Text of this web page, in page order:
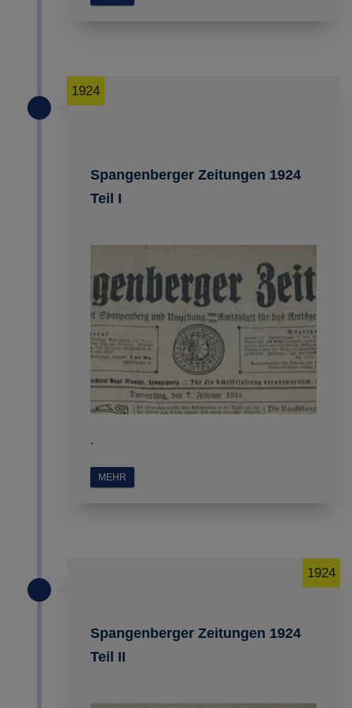
Spangenberger Zeitungen 1924
Teil I
1924
.
MEHR
Spangenberger Zeitungen 1924
Teil II
1924